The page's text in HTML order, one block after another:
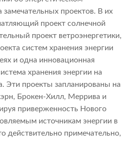
проектов. В их
проект солнечной
проект ветроэнергетики,
систем хранения энергии
и одна инновационная
хранения энергии на
Эти проекты запланированы на
Брокен-Хилл, Меррива и
приверженность Нового
источникам энергии в
действительно примечательно,